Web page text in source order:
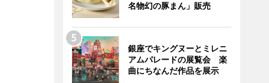
名物幻の豚まん」販売
銀座でキングヌーとミレニ
アムパレードの展覧会 楽
曲にちなんだ作品を展示